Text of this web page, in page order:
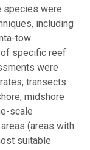
species were
including
tow
specific reef
were
transects
midshore
scale
(areas with
suitable